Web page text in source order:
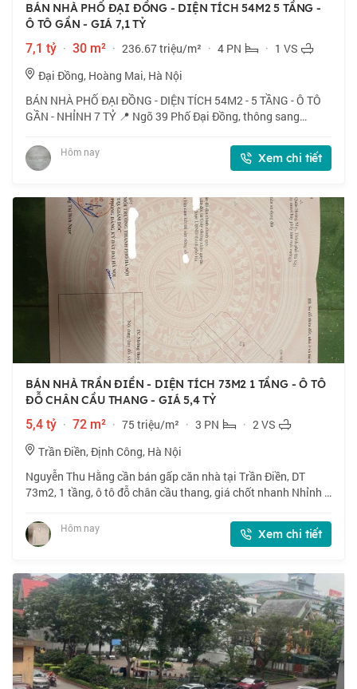
BÁN NHÀ PHỐ ĐẠI ĐỒNG - DIỆN TÍCH 54M2 5 TẦNG -
Ô TÔ GẦN - GIÁ 7,1 TỶ
7,1 tỷ · 30 m² · 236.67 triệu/m² · 4 PN · 1 VS
Đại Đồng, Hoàng Mai, Hà Nội
BÁN NHÀ PHỐ ĐẠI ĐỒNG - DIỆN TÍCH 54M2 - 5 TẦNG - Ô TÔ
GẦN - NHỈNH 7 TỶ 📍 Ngõ 39 Phố Đại Đồng, thông sang
tầng, mặt tiền 5.2m. 💰 Nhỉnh 7 tỷ.
Hôm nay Xem chi tiết
BÁN NHÀ TRẦN ĐIỀN - DIỆN TÍCH 73M2 1 TẦNG - Ô TÔ
ĐỖ CHÂN CẦU THANG - GIÁ 5,4 TỶ
5,4 tỷ · 72 m² · 75 triệu/m² · 3 PN · 2 VS
Trần Điền, Định Công, Hà Nội
Nguyễn Thu Hằng cần bán gấp căn nhà tại Trần Điền, DT
73m2, 1 tầng, ô tô đỗ chân cầu thang, giá chốt nhanh Nhỉnh 5
siêu đẹp, ngay vành đai
Hôm nay Xem chi tiết